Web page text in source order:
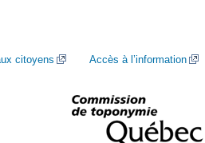
citoyens Accès à l’information